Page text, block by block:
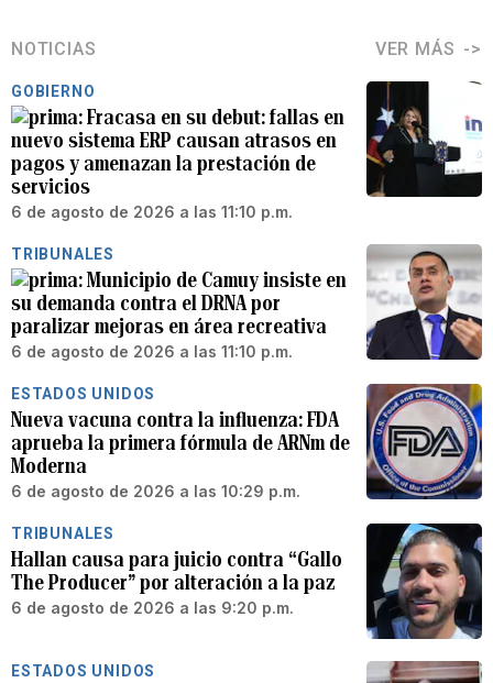
NOTICIAS VER MÁS
GOBIERNO
Fracasa en su debut: fallas en
nuevo sistema ERP causan atrasos en
pagos y amenazan la prestación de
servicios
6 de agosto de 2026 a las 11:10 p.m.
TRIBUNALES
Municipio de Camuy insiste en
su demanda contra el DRNA por
paralizar mejoras en área recreativa
6 de agosto de 2026 a las 11:10 p.m.
ESTADOS UNIDOS
Nueva vacuna contra la influenza: FDA
aprueba la primera fórmula de ARNm de
Moderna
6 de agosto de 2026 a las 10:29 p.m.
TRIBUNALES
Hallan causa para juicio contra “Gallo
The Producer” por alteración a la paz
6 de agosto de 2026 a las 9:20 p.m.
ESTADOS UNIDOS